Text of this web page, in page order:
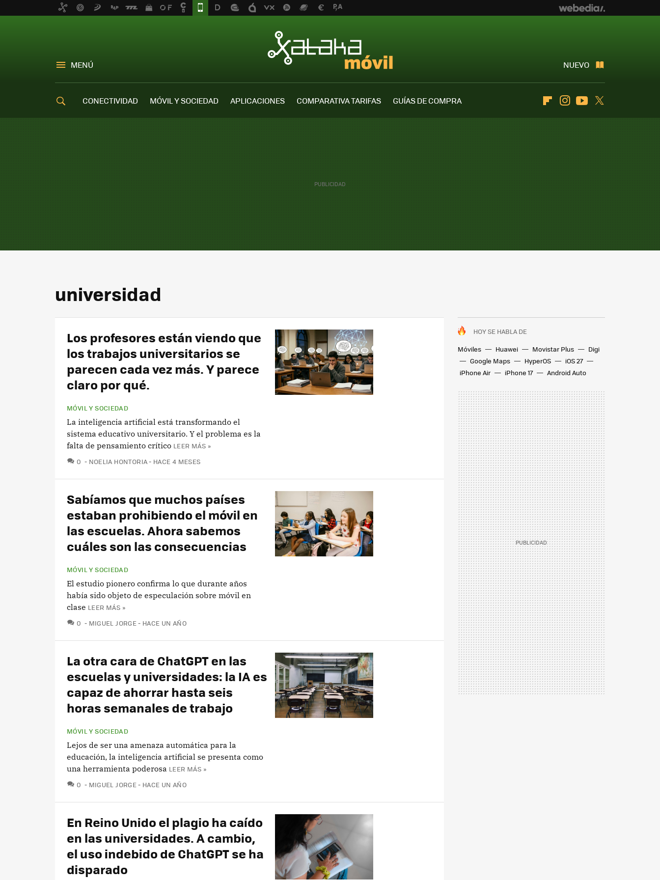
MENÚ NUEVO
CONECTIVIDAD MÓVIL Y SOCIEDAD APLICACIONES COMPARATIVA TARIFAS
GUÍAS DE COMPRA
FlipboardInstagramYoutube
universidad
HOY SE HABLA DE
Móviles
Huawei Movistar Plus
Digi
Google Maps
HyperOS
iOS 27
iPhone Air
iPhone 17 Android Auto
Los profesores están viendo que
los trabajos universitarios se
parecen cada vez más. Y parece
claro por qué.
MÓVIL Y SOCIEDAD
La inteligencia artificial está transformando el
sistema educativo universitario. Y el problema es la
falta de pensamiento crítico LEER MÁS »
0 COMENTARIOS
NOELIA HONTORIA HACE 4 MESES
Sabíamos que muchos países
estaban prohibiendo el móvil en
las escuelas. Ahora sabemos
cuáles son las consecuencias
MÓVIL Y SOCIEDAD
El estudio pionero confirma lo que durante años
había sido objeto de especulación sobre móvil en
clase LEER MÁS »
0 COMENTARIOS
MIGUEL JORGE HACE UN AÑO
La otra cara de ChatGPT en las
escuelas y universidades: la IA es
capaz de ahorrar hasta seis
horas semanales de trabajo
MÓVIL Y SOCIEDAD
Lejos de ser una amenaza automática para la
educación, la inteligencia artificial se presenta como
una herramienta poderosa LEER MÁS »
0 COMENTARIOS
MIGUEL JORGE HACE UN AÑO
En Reino Unido el plagio ha caído
en las universidades. A cambio,
el uso indebido de ChatGPT se ha
disparado